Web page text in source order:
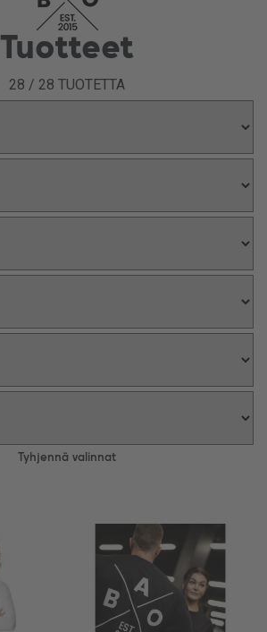
Tuotteet
28 / 28 TUOTETTA
Tyhjennä valinnat